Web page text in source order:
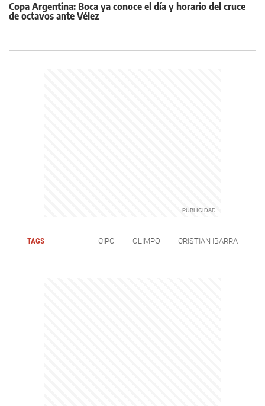
Copa Argentina: Boca ya conoce el día y horario del cruce
de octavos ante Vélez
TAGS CIPO OLIMPO CRISTIAN IBARRA